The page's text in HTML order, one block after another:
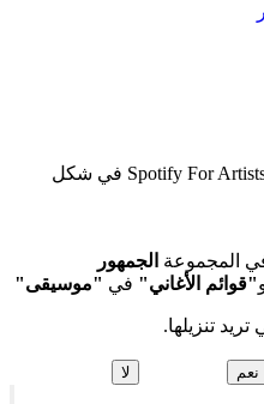
يمكنك تنزيل بعض الإحصائيات من Spotify For Artists في شكل
المجموعة الجمهور
"قوائم الأغاني" في "موسيقى"
تنزيلها.
نعم لا